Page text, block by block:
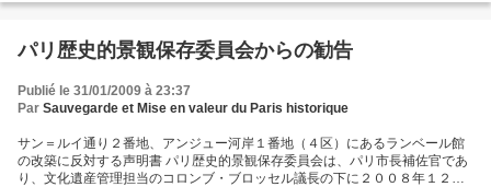
パリ歴史的景観保存委員会からの勧告
Publié le 31/01/2009 à 23:37
Par Sauvegarde et Mise en valeur du Paris historique
サン＝ルイ通り２番地、アンジュー河岸１番地（４区）にあるランベール館
の改築に反対する声明書 パリ歴史的景観保存委員会は、パリ市長補佐官であ
り、文化遺産管理担当のコロンブ・ブロッセル議長の下に２００８年１２月